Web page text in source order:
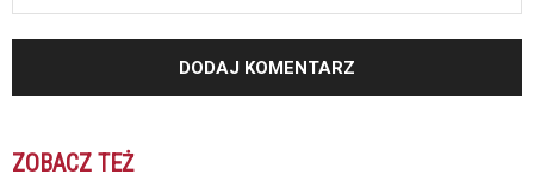
ZOBACZ TEŻ